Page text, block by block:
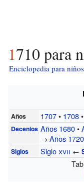
1710 para
Enciclopedia para niños
Años 1707• 1708•
Decenios Años 1680•
→Años 1720
Siglos Sigloxvii ←